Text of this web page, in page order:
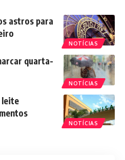
NOTÍCIAS
astros para
NOTÍCIAS
quarta-
NOTÍCIAS
leite